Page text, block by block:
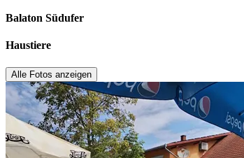
Balaton Südufer
Haustiere
Alle Fotos anzeigen